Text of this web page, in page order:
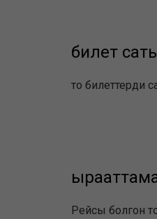
билет
то билеттерди
Рейсы болгон